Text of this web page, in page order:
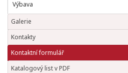
Výbava
Galerie
Kontakty
Kontaktní formulář
Katalogový list v PDF